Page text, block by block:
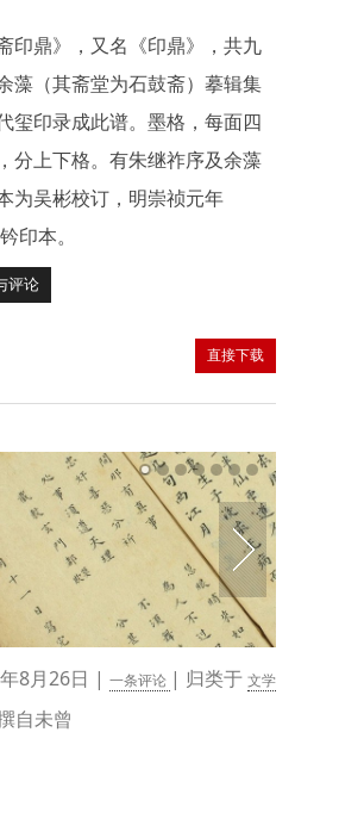
印鼎》，又名《印鼎》，共九
藻（其斋堂为石鼓斋）摹辑集
玺印录成此谱。墨格，每面四
分上下格。有朱继祚序及余藻
为吴彬校订，明崇祯元年
印本。
评论
直接下载
8月26日 | 一条评论 | 归类于 文学
自未曾